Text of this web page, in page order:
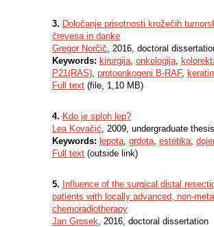
3. Določanje prisotnosti krožečih
črevesa in danke
Gregor Norčič, 2016, doctoral
Keywords: kirurgija, onkologija,
P21(RAS), protoonkogeni B-RAF,
Full text (file, 1,10 MB)
4. Kdo je sploh lep?
Lea Kovačić, 2009, undergraduate thesis
Keywords: lepota, grdota, estetika,
Full text (outside link)
5. Influence of the surgical distal
patients with locally advanced, non-
chemoradiotherapy
Jan Grosek, 2016, doctoral dissertation